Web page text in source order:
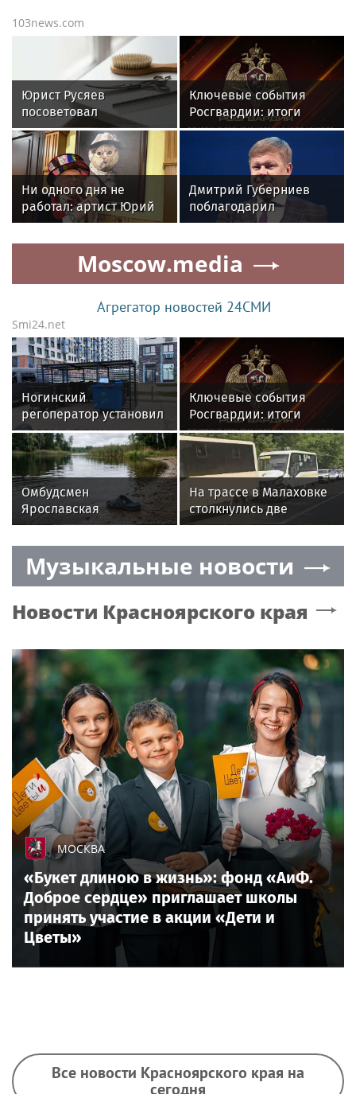
103news.com
Юрист Русяев
посоветовал
фиксировать состояние
питомца до груминга
Ключевые события
Росгвардии: итоги
недели с 13 по 19 июля
Ни одного дня не
работал: артист Юрий
Куклачев — откровенно
о профессии клоуна
Дмитрий Губерниев
поблагодарил
«Мосфото» за большое
внимание к столичному
спорту
Moscow.media
Агрегатор новостей 24СМИ
Smi24.net
Ногинский
регоператор установил
еще 300 новых баков
для мусора
в Подмосковье
Ключевые события
Росгвардии: итоги
недели с 13 по 19 июля
(видео)
Омбудсмен
Ярославская
подчеркнула опасность
на водоемах
На трассе в Малаховке
столкнулись две
маршрутки
Музыкальные новости
Новости Красноярского края
МОСКВА
«Букет длиною в жизнь»: фонд «АиФ.
Доброе сердце» приглашает школы
принять участие в акции «Дети и
Цветы»
Все новости Красноярского края на
сегодня